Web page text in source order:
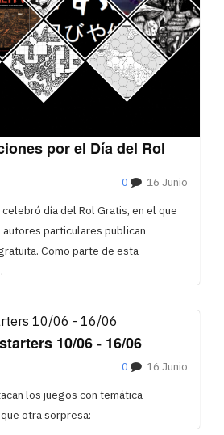
por el Día del Rol
16 Junio
0
día del Rol Gratis, en el que
particulares publican
Como parte de esta
10/06 - 16/06
16 Junio
0
los juegos con temática
otra sorpresa: